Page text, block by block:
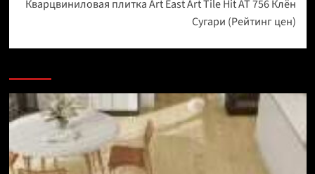
Кварцвиниловая плитка Art East Art Tile Hit AT 756 Клён
Сугари (Рейтинг цен)